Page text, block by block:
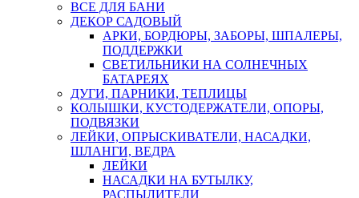
ВСЕ ДЛЯ БАНИ
ДЕКОР САДОВЫЙ
АРКИ, БОРДЮРЫ, ЗАБОРЫ, ШПАЛЕРЫ,
ПОДДЕРЖКИ
СВЕТИЛЬНИКИ НА СОЛНЕЧНЫХ
БАТАРЕЯХ
ДУГИ, ПАРНИКИ, ТЕПЛИЦЫ
КОЛЫШКИ, КУСТОДЕРЖАТЕЛИ, ОПОРЫ,
ПОДВЯЗКИ
ЛЕЙКИ, ОПРЫСКИВАТЕЛИ, НАСАДКИ,
ШЛАНГИ, ВЕДРА
ЛЕЙКИ
НАСАДКИ НА БУТЫЛКУ,
РАСПЫЛИТЕЛИ